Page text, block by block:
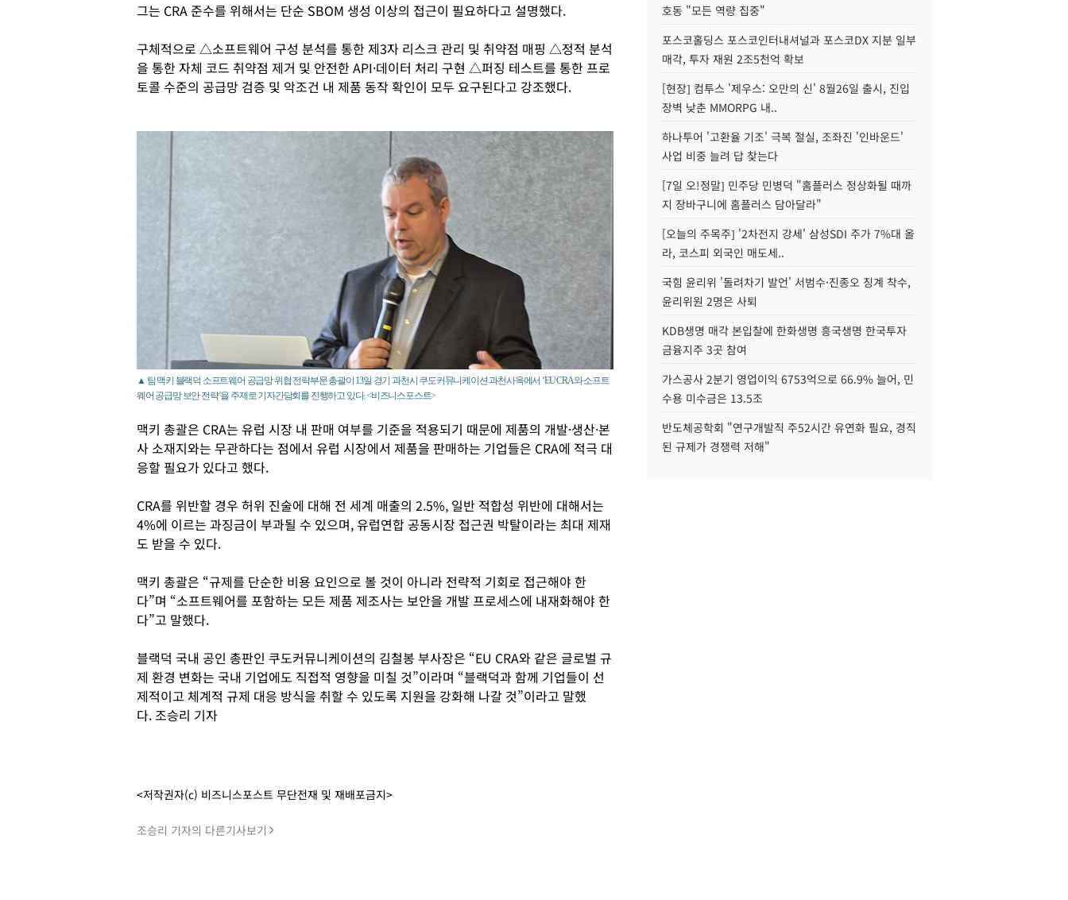
그는 CRA 준수를 위해서는 단순 SBOM 생성 이상의 접근이 필요하다고 설명했다.
구체적으로 △소프트웨어 구성 분석를 통한 제3자 리스크 관리 및 취약점 매핑 △정적 분석
을 통한 자체 코드 취약점 제거 및 안전한 API·데이터 처리 구현 △퍼징 테스트를 통한 프로
토콜 수준의 공급망 검증 및 악조건 내 제품 동작 확인이 모두 요구된다고 강조했다.
▲ 팀 맥키 블랙덕 소프트웨어 공급망 위협 전략부문 총괄이 13일 경기 과천시 쿠도커뮤니케이션 과천사옥에서 ‘EU CRA와 소프트
웨어 공급망 보안 전략’을 주제로 기자간담회를 진행하고 있다. <비즈니스포스트>
맥키 총괄은 CRA는 유럽 시장 내 판매 여부를 기준을 적용되기 때문에 제품의 개발·생산·본
사 소재지와는 무관하다는 점에서 유럽 시장에서 제품을 판매하는 기업들은 CRA에 적극 대
응할 필요가 있다고 했다.
CRA를 위반할 경우 허위 진술에 대해 전 세계 매출의 2.5%, 일반 적합성 위반에 대해서는
4%에 이르는 과징금이 부과될 수 있으며, 유럽연합 공동시장 접근권 박탈이라는 최대 제재
도 받을 수 있다.
맥키 총괄은 “규제를 단순한 비용 요인으로 볼 것이 아니라 전략적 기회로 접근해야 한
다”며 “소프트웨어를 포함하는 모든 제품 제조사는 보안을 개발 프로세스에 내재화해야 한
다”고 말했다.
블랙덕 국내 공인 총판인 쿠도커뮤니케이션의 김철봉 부사장은 “EU CRA와 같은 글로벌 규
제 환경 변화는 국내 기업에도 직접적 영향을 미칠 것”이라며 “블랙덕과 함께 기업들이 선
제적이고 체계적 규제 대응 방식을 취할 수 있도록 지원을 강화해 나갈 것”이라고 말했
다. 조승리 기자
<저작권자(c) 비즈니스포스트 무단전재 및 재배포금지>
조승리 기자의 다른기사보기
호동 "모든 역량 집중"
포스코홀딩스 포스코인터내셔널과 포스코DX 지분 일부
매각, 투자 재원 2조5천억 확보
[현장] 컴투스 '제우스: 오만의 신' 8월26일 출시, 진입
장벽 낮춘 MMORPG 내..
하나투어 '고환율 기조' 극복 절실, 조좌진 '인바운드'
사업 비중 늘려 답 찾는다
[7일 오!정말] 민주당 민병덕 "홈플러스 정상화될 때까
지 장바구니에 홈플러스 담아달라"
[오늘의 주목주] '2차전지 강세' 삼성SDI 주가 7%대 올
라, 코스피 외국인 매도세..
국힘 윤리위 '돌려차기 발언' 서범수·진종오 징계 착수,
윤리위원 2명은 사퇴
KDB생명 매각 본입찰에 한화생명 흥국생명 한국투자
금융지주 3곳 참여
가스공사 2분기 영업이익 6753억으로 66.9% 늘어, 민
수용 미수금은 13.5조
반도체공학회 "연구개발직 주52시간 유연화 필요, 경직
된 규제가 경쟁력 저해"